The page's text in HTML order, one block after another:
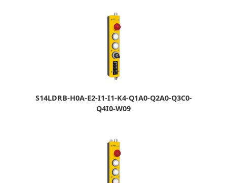
S14LDRB-H0A-E2-I1-I1-K4-Q1A0-Q2A0-Q3C0-
Q4I0-W09